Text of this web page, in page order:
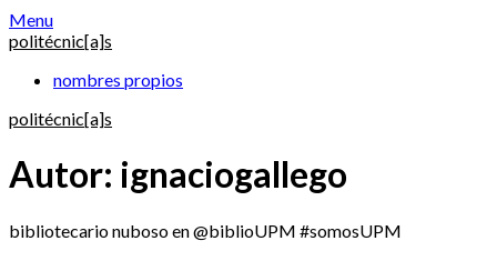
Skip
to
Menu
politécnic[a]s
nombres propios
politécnic[a]s
Autor: ignaciogallego
bibliotecario nuboso en @biblioUPM #somosUPM